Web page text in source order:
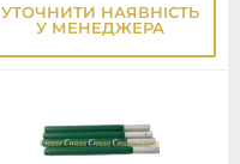
УТОЧНИТИ НАЯВНІСТЬ
У МЕНЕДЖЕРА